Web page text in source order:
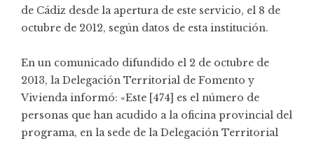
de Cádiz desde la apertura de este servicio, el 8 de
octubre de 2012, según datos de esta institución.
En un comunicado difundido el 2 de octubre de
2013, la Delegación Territorial de Fomento y
Vivienda informó: «Este [474] es el número de
personas que han acudido a la oficina provincial del
programa, en la sede de la Delegación Territorial